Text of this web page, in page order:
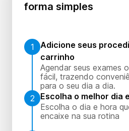
forma simples
1
Adicione seus
carrinho
Agendar seus exames
fácil, trazendo
para o seu dia a dia.
2
Escolha o melhor dia
Escolha o dia e hora
encaixe na sua rotina